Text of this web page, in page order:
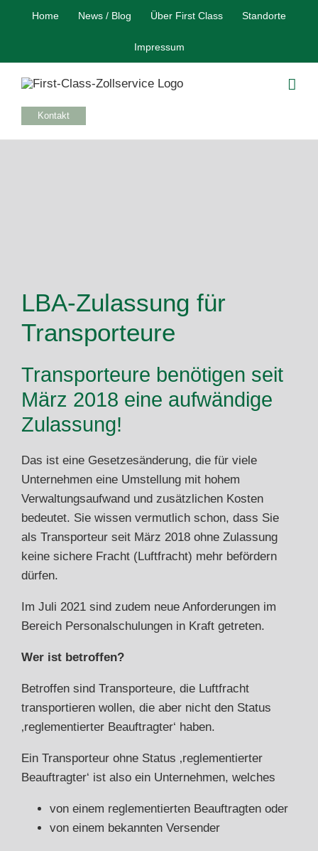
Home News / Blog Über First Class Standorte
Impressum
Kontakt
LBA-Zulassung für
Transporteure
Transporteure benötigen seit
März 2018 eine aufwändige
Zulassung!
Das ist eine Gesetzesänderung, die für viele
Unternehmen eine Umstellung mit hohem
Verwaltungsaufwand und zusätzlichen Kosten
bedeutet. Sie wissen vermutlich schon, dass Sie
als Transporteur seit März 2018 ohne Zulassung
keine sichere Fracht (Luftfracht) mehr befördern
dürfen.
Im Juli 2021 sind zudem neue Anforderungen im
Bereich Personalschulungen in Kraft getreten.
Wer ist betroffen?
Betroffen sind Transporteure, die Luftfracht
transportieren wollen, die aber nicht den Status
‚reglementierter Beauftragter‘ haben.
Ein Transporteur ohne Status ‚reglementierter
Beauftragter‘ ist also ein Unternehmen, welches
von einem reglementierten Beauftragten oder
von einem bekannten Versender